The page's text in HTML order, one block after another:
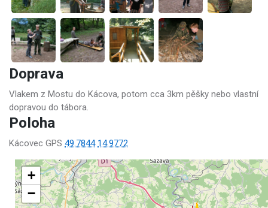
Doprava
Vlakem z Mostu do Kácova, potom cca 3km pěšky nebo vlastní
dopravou do tábora.
Poloha
Kácovec GPS 49.7844 14.9772
+
−